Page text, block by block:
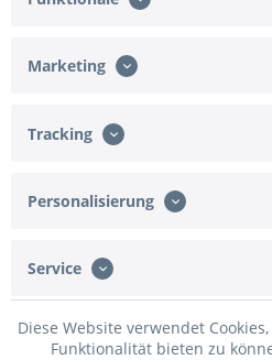
Merken
Glühbirne „Dropella“ – LED
Marketing
Tracking
Personalisierung
Service
Diese Website verwendet
Funktionalität bieten zu